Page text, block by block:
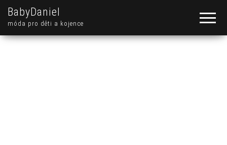
BabyDaniel
móda pro děti a kojence